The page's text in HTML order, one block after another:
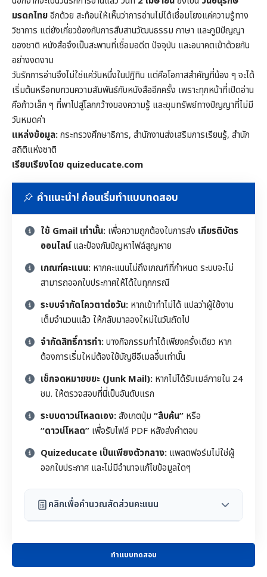
มรดกไทยอีกด้วย สะท้อนให้เห็นว่าการอ่านไม่ได้เชื่อมโยงแค่ความรู้ทาง
วิชาการ แต่ยังเกี่ยวข้องกับการสืบสานวัฒนธรรม ภาษา และภูมิปัญญา
ของชาติ หนังสือจึงเป็นสะพานที่เชื่อมอดีต ปัจจุบัน และอนาคตเข้าด้วยกัน
อย่างงดงาม
วันรักการอ่านจึงไม่ใช่แค่วันหนึ่งในปฏิทิน แต่คือโอกาสสำคัญที่น้อง ๆ จะได้
เริ่มต้นหรือทบทวนความสัมพันธ์กับหนังสืออีกครั้ง เพราะทุกหน้าที่เปิดอ่าน
คือก้าวเล็ก ๆ ที่พาไปสู่โลกกว้างของความรู้ และขุมทรัพย์ทางปัญญาที่ไม่มี
วันหมดค่า
แหล่งข้อมูล:กระทรวงศึกษาธิการ, สำนักงานส่งเสริมการเรียนรู้, สำนัก
สถิติแห่งชาติ
เรียบเรียงโดย quizeducate.com
คำแนะนำ! ก่อนเริ่มทำแบบทดสอบ
ใช้ Gmail เท่านั้น: เพื่อความถูกต้องในการส่ง เกียรติบัตร
ออนไลน์และป้องกันปัญหาไฟล์สูญหาย
เกณฑ์คะแนน: หากคะแนนไม่ถึงเกณฑ์ที่กำหนด ระบบจะไม่
สามารถออกใบประกาศให้ได้ในทุกกรณี
ระบบจำกัดโควตาต่อวัน: หากเข้าทำไม่ได้ แปลว่าผู้ใช้งาน
เต็มจำนวนแล้ว ให้กลับมาลองใหม่ในวันถัดไป
จำกัดสิทธิ์การทำ:บางกิจกรรมทำได้เพียงครั้งเดียว หาก
ต้องการเริ่มใหม่ต้องใช้บัญชีอีเมลอื่นเท่านั้น
เช็กจดหมายขยะ (Junk Mail): หากไม่ได้รับเมล์ภายใน 24
ชม. ให้ตรวจสอบที่นี่เป็นอันดับแรก
ระบบดาวน์โหลดเอง:สังเกตปุ่ม “สืบค้น” หรือ
“ดาวน์โหลด” เพื่อรับไฟล์ PDF หลังส่งคำตอบ
Quizeducate เป็นเพียงตัวกลาง: แพลตฟอร์มไม่ใช่ผู้
ออกใบประกาศ และไม่มีอำนาจแก้ไขข้อมูลใดๆ
คลิกเพื่อคำนวณสัดส่วนคะแนน
ทำแบบทดสอบ